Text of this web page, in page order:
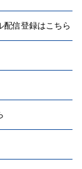
配信登録はこちら